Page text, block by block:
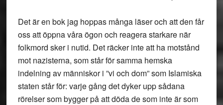
Det är en bok jag hoppas många läser och att den får
oss att öppna våra ögon och reagera starkare när
folkmord sker i nutid. Det räcker inte att ha motstånd
mot nazisterna, som står för samma hemska
indelning av människor i ”vi och dom” som Islamiska
staten står för: varje gång det dyker upp sådana
rörelser som bygger på att döda de som inte är som